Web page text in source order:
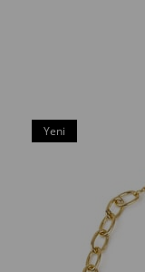
Yeni